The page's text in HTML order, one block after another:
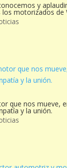
y
motorizados de
que nos mueve,
y la unión.